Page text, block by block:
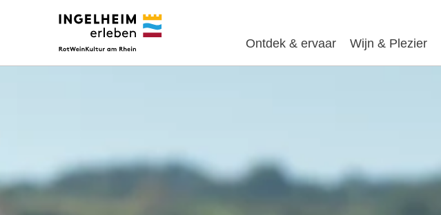
Ontdek & ervaar Wijn & Plezier